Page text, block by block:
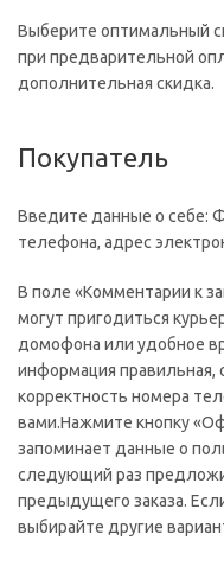
Выберите оптимальный
при предварительной
дополнительная скидка.
Покупатель
Введите данные о себе:
телефона, адрес
В поле «Комментарии к
могут пригодиться
домофона или удобное
информация правильная,
корректность номера
вами.Нажмите кнопку
запоминает данные о
следующий раз
предыдущего заказа.
выбирайте другие